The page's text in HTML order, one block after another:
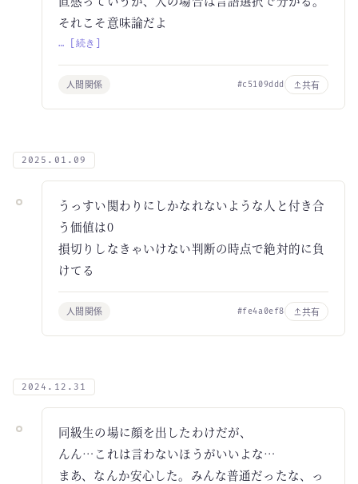
それこそ意味論だよ
… [続き]
人間関係 #c5109ddd 共有
2025.01.09
うっすい関わりにしかなれないような人と付き合
う価値は0
損切りしなきゃいけない判断の時点で絶対的に負
けてる
人間関係 #fe4a0ef8 共有
2024.12.31
同級生の場に顔を出したわけだが、
んん…これは言わないほうがいいよな…
まあ、なんか安心した。みんな普通だったな、っ